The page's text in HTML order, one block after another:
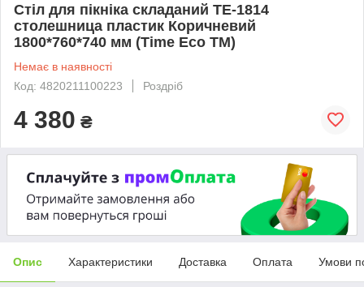
Стіл для пікніка складаний TE-1814
столешница пластик Коричневий
1800*760*740 мм (Time Eco TM)
Немає в наявності
Код: 4820211100223
Роздріб
4 380 ₴
Опис Характеристики Доставка Оплата Умови